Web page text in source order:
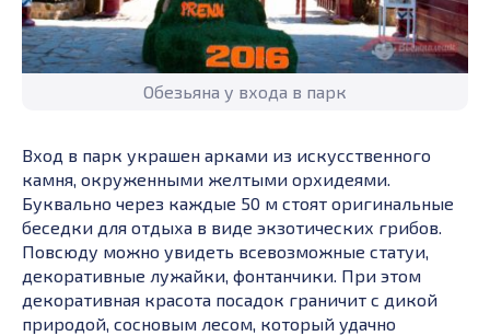
Обезьяна у входа в парк
Вход в парк украшен арками из искусственного
камня, окруженными желтыми орхидеями.
Буквально через каждые 50 м стоят оригинальные
беседки для отдыха в виде экзотических грибов.
Повсюду можно увидеть всевозможные статуи,
декоративные лужайки, фонтанчики. При этом
декоративная красота посадок граничит с дикой
природой, сосновым лесом, который удачно